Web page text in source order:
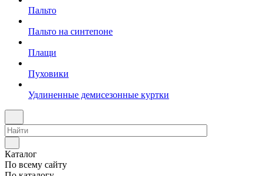
Пальто
Пальто на синтепоне
Плащи
Пуховики
Удлиненные демисезонные куртки
Каталог
По всему сайту